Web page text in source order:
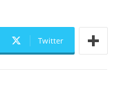
Twitter